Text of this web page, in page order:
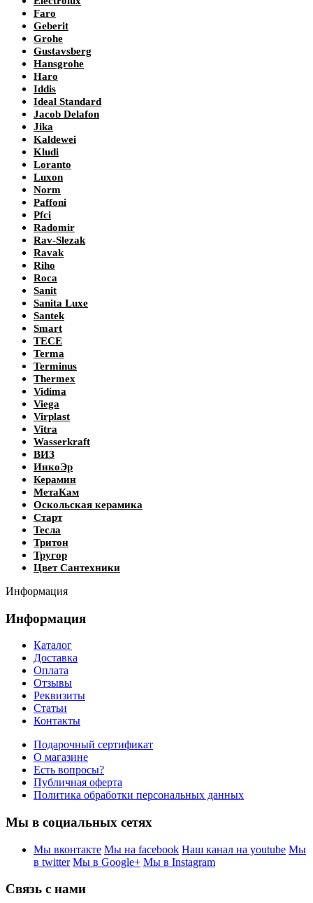
Faro
Geberit
Grohe
Gustavsberg
Hansgrohe
Haro
Iddis
Ideal Standard
Jacob Delafon
Jika
Kaldewei
Kludi
Loranto
Luxon
Norm
Paffoni
Pfci
Radomir
Rav-Slezak
Ravak
Riho
Roca
Sanit
Sanita Luxe
Santek
Smart
TECE
Terma
Terminus
Thermex
Vidima
Viega
Virplast
Vitra
Wasserkraft
ВИЗ
ИнкоЭр
Керамин
МетаКам
Оскольская керамика
Старт
Тесла
Тритон
Тругор
Цвет Сантехники
Информация
Информация
Каталог
Доставка
Оплата
Отзывы
Реквизиты
Статьи
Контакты
Подарочный сертификат
О магазине
Есть вопросы?
Публичная оферта
Политика обработки персональных данных
Мы в социальных сетях
Мы вконтакте Мы на facebook Наш канал на youtube Мы
в twitter Мы в Google+ Мы в Instagram
Связь с нами